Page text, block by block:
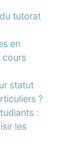
tutorat
en
cours
statut
?
:
les